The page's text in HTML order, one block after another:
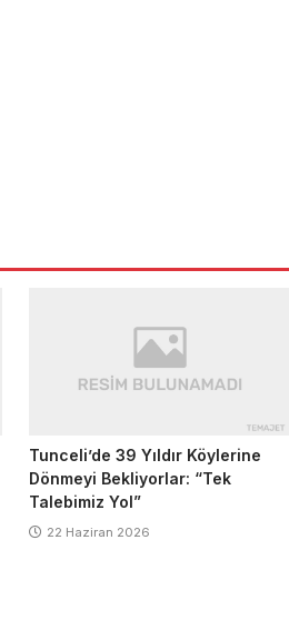
Tunceli’de 39 Yıldır Köylerine
Dönmeyi Bekliyorlar: “Tek
Talebimiz Yol”
22 Haziran 2026